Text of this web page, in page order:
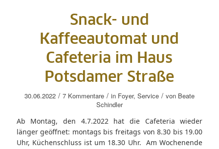
Snack- und
Kaffeeautomat und
Cafeteria im Haus
Potsdamer Straße
30.06.2022 / 7 Kommentare / in Foyer, Service / von Beate
Schindler
Ab Montag, den 4.7.2022 hat die Cafeteria wieder
länger geöffnet: montags bis freitags von 8.30 bis 19.00
Uhr, Küchenschluss ist um 18.30 Uhr. Am Wochenende